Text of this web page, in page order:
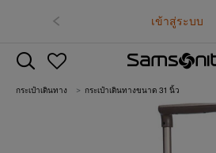
เข้าสู่ระบบ
กระเป๋าเดินทาง กระเป๋าเดินทางขนาด 31 นิ้ว